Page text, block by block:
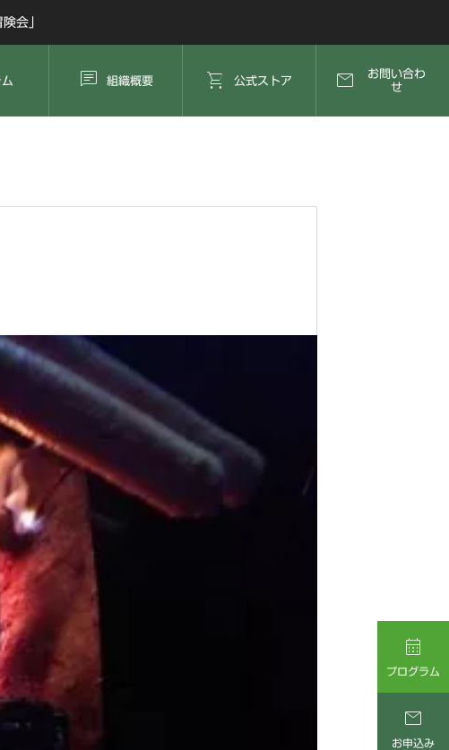
会」
 組織概要  公式ストア 
お問い合わ
せ

プログラム

お申込み